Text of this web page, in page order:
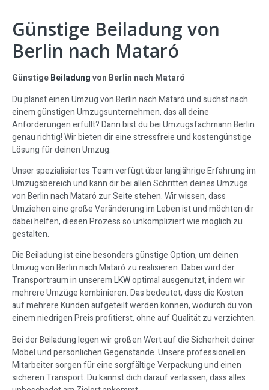
Günstige Beiladung von
Berlin nach Mataró
GünstigeBeiladungvon Berlin nach Mataró
Du planst einen Umzug von Berlin nach Mataró und suchst nach
einem günstigen Umzugsunternehmen, das all deine
Anforderungen erfüllt? Dann bist du bei Umzugsfachmann Berlin
genau richtig! Wir bieten dir eine stressfreie und kostengünstige
Lösung für deinen Umzug.
Unser spezialisiertes Team verfügt über langjährige Erfahrung im
Umzugsbereich und kann dir bei allen Schritten deines Umzugs
von Berlin nach Mataró zur Seite stehen. Wir wissen, dass
Umziehen eine große Veränderung im Leben ist und möchten dir
dabei helfen, diesen Prozess so unkompliziert wie möglich zu
gestalten.
Die Beiladung ist eine besonders günstige Option, um deinen
Umzug von Berlin nach Mataró zu realisieren. Dabei wird der
Transportraum in unseremLKWoptimal ausgenutzt, indem wir
mehrere Umzüge kombinieren. Das bedeutet, dass die Kosten
auf mehrere Kunden aufgeteilt werden können, wodurch du von
einem niedrigen Preis profitierst, ohne auf Qualität zu verzichten.
Bei der Beiladung legen wir großen Wert auf die Sicherheit deiner
Möbel und persönlichen Gegenstände. Unsere professionellen
Mitarbeiter sorgen für eine sorgfältige Verpackung und einen
sicheren Transport. Du kannst dich darauf verlassen, dass alles